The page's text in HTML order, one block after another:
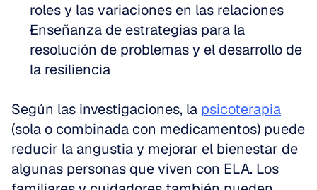
roles y las variaciones en las relaciones
Enseñanza de estrategias para la
resolución de problemas y el desarrollo de
la resiliencia
Según las investigaciones, la psicoterapia
(sola o combinada con medicamentos) puede
reducir la angustia y mejorar el bienestar de
algunas personas que viven con ELA. Los